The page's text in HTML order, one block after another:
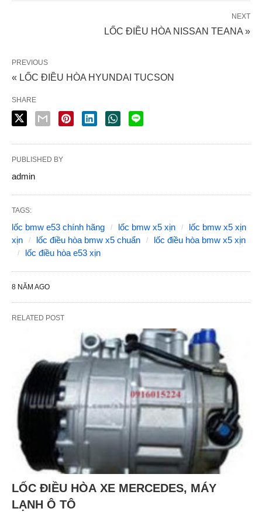
NEXT
LỐC ĐIỀU HÒA NISSAN TEANA »
PREVIOUS
« LỐC ĐIỀU HÒA HYUNDAI TUCSON
SHARE
PUBLISHED BY
admin
TAGS:
lốc bmw e53 chính hãng lốc bmw x5 xịn
lốc bmw x5 xịn
xịn
lốc điều hòa bmw x5 chuẩn
lốc điều hòa bmw x5 xịn
lốc điều hòa e53 xịn
8 NĂM AGO
RELATED POST
LỐC ĐIỀU HÒA XE MERCEDES, MÁY
LẠNH Ô TÔ